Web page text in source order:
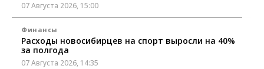
07 Августа 2026, 15:00
Финансы
Расходы новосибирцев на спорт выросли на 40%
за полгода
07 Августа 2026, 14:35